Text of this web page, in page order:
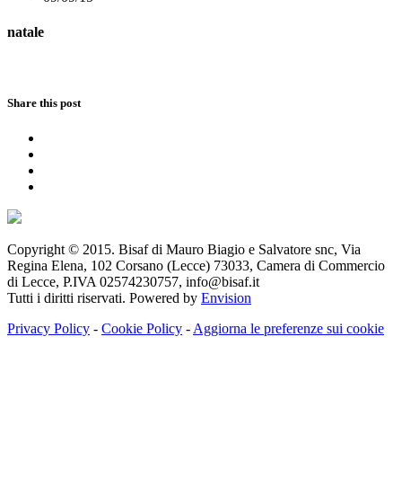
natale
Share this post
Copyright © 2015. Bisaf di Mauro Biagio e Salvatore snc, Via
Regina Elena, 102 Corsano (Lecce) 73033, Camera di Commercio
di Lecce, P.IVA 02574230757, info@bisaf.it
Tutti i diritti riservati. Powered by Envision
Privacy Policy - Cookie Policy - Aggiorna le preferenze sui cookie